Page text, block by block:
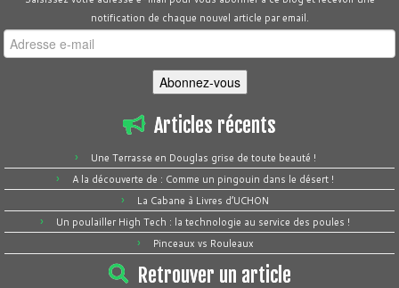
notification de chaque nouvel article par email.
Adresse
e-
Abonnez-vous
Articles récents
Une Terrasse en Douglas grise de toute beauté !
A la découverte de : Comme un pingouin dans le désert !
La Cabane à Livres d’UCHON
Un poulailler High Tech : la technologie au service des poules !
Pinceaux vs Rouleaux
Retrouver un article